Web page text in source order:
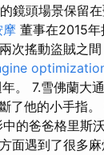
鏡頭場景保留在
摩 董事在2015
次搖動盜賊之間
。 7.雪佛蘭大
了他的小手指。
中的爸爸格里斯
面遇到了很多